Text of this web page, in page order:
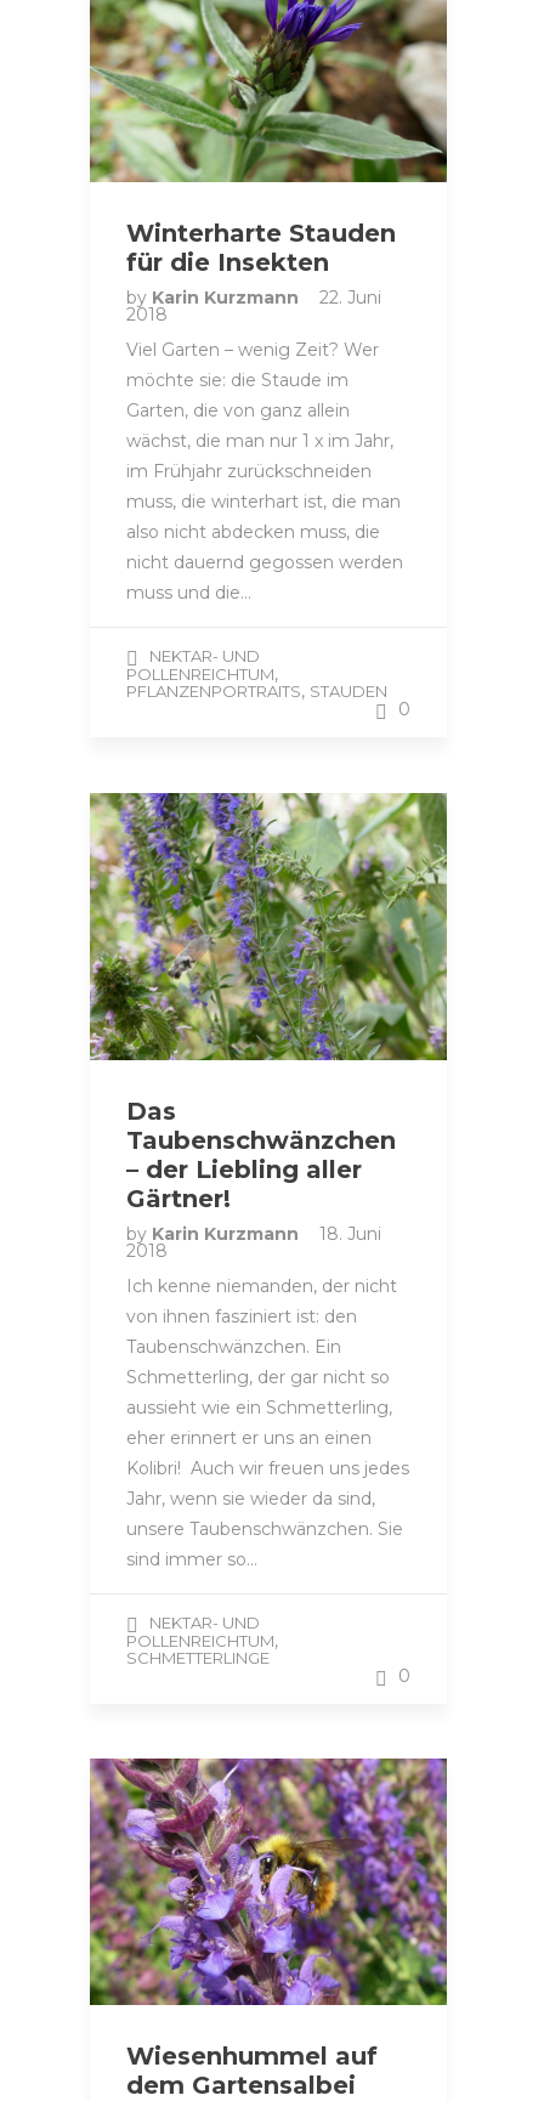
Winterharte Stauden
für die Insekten
by Karin Kurzmann 22. Juni
2018
Viel Garten – wenig Zeit? Wer
möchte sie: die Staude im
Garten, die von ganz allein
wächst, die man nur 1 x im Jahr,
im Frühjahr zurückschneiden
muss, die winterhart ist, die man
also nicht abdecken muss, die
nicht dauernd gegossen werden
muss und die…
NEKTAR- UND
POLLENREICHTUM,
PFLANZENPORTRAITS, STAUDEN
0
Das
Taubenschwänzchen
– der Liebling aller
Gärtner!
by Karin Kurzmann 18. Juni
2018
Ich kenne niemanden, der nicht
von ihnen fasziniert ist: den
Taubenschwänzchen. Ein
Schmetterling, der gar nicht so
aussieht wie ein Schmetterling,
eher erinnert er uns an einen
Kolibri! Auch wir freuen uns jedes
Jahr, wenn sie wieder da sind,
unsere Taubenschwänzchen. Sie
sind immer so…
NEKTAR- UND
POLLENREICHTUM,
SCHMETTERLINGE
0
Wiesenhummel auf
dem Gartensalbei